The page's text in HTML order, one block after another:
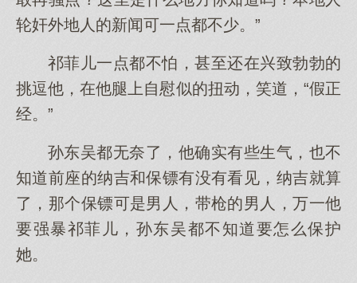
轮奸外地人的新闻可一点都不少。”
祁菲儿一点都不怕，甚至还在兴致勃勃的
挑逗他，在他腿上自慰似的扭动，笑道，“假正
经。”
孙东吴都无奈了，他确实有些生气，也不
知道前座的纳吉和保镖有没有看见，纳吉就算
了，那个保镖可是男人，带枪的男人，万一他
要强暴祁菲儿，孙东吴都不知道要怎么保护
她。